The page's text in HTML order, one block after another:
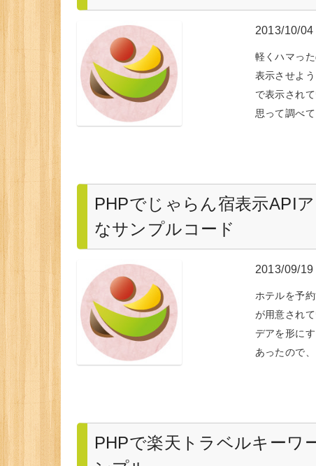
2013/10/04
軽くハマっ
表示させよ
で表示され
思って調べて
PHPでじゃらん宿表示API
なサンプルコード
2013/09/19
ホテルを予
が用意され
デアを形に
あったので、
PHPで楽天トラベルキーワ